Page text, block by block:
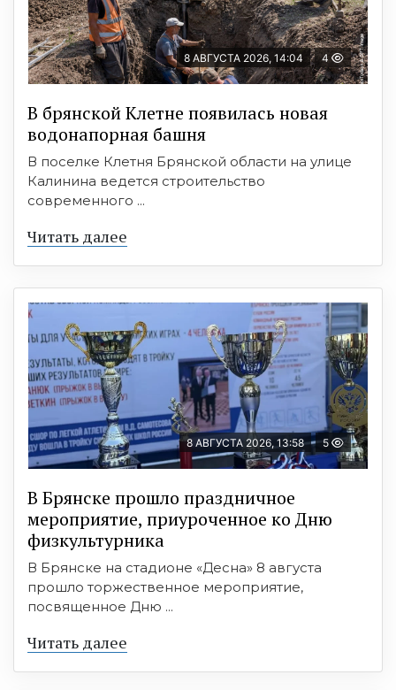
8 АВГУСТА 2026, 14:04 4
В брянской Клетне появилась новая
водонапорная башня
В поселке Клетня Брянской области на улице
Калинина ведется строительство
современного ...
Читать далее
8 АВГУСТА 2026, 13:58 5
В Брянске прошло праздничное
мероприятие, приуроченное ко Дню
физкультурника
В Брянске на стадионе «Десна» 8 августа
прошло торжественное мероприятие,
посвященное Дню ...
Читать далее